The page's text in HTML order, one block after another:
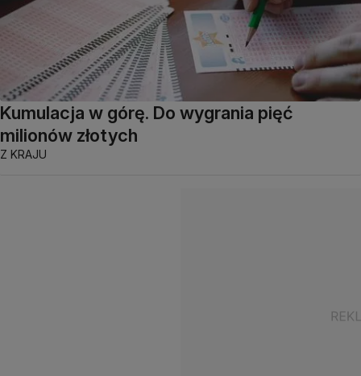
Kumulacja w górę. Do wygrania pięć
milionów złotych
Z KRAJU